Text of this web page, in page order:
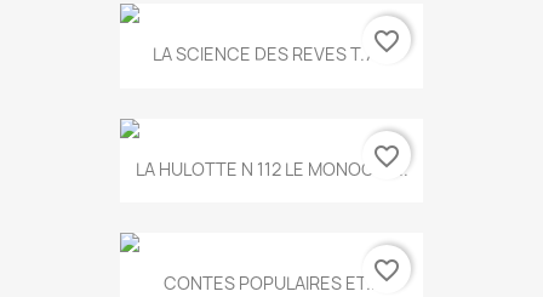
LA SCIENCE DES REVES T.787
favorite_border
LA HULOTTE N 112 LE MONOCLE...
favorite_border
CONTES POPULAIRES ET...favorite_border